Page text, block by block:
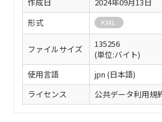
形式
KML
ファイルサイズ
135256
(単位:バイト)
使用言語
jpn (日本語)
ライセンス
公共データ利用規